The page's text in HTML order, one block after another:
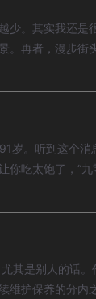
少。其实我还是
。再者，漫步街
岁。听到这个消
吃太饱了，“
其是别人的话
护保养的分内